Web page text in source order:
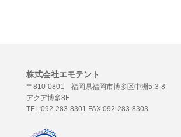
株式会社エモテント
〒810-0801 福岡県福岡市博多区中洲5-3-8
アクア博多8F
TEL:092-283-8301 FAX:092-283-8303